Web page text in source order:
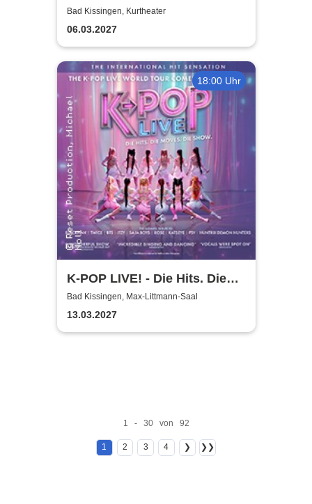
Experience - Original Tribute
from Italy
Bad Kissingen, Kurtheater
06.03.2027
18:00 Uhr
K-POP LIVE! - Die Hits. Die
Moves. Die Show.
Bad Kissingen, Max-Littmann-Saal
13.03.2027
1 - 30 von 92
1 2 3 4 ❯ ❯❯